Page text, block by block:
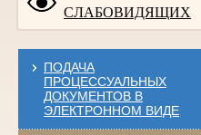
СЛАБОВИДЯЩИХ
ПОДАЧА
ПРОЦЕССУАЛЬНЫХ
ДОКУМЕНТОВ В
ЭЛЕКТРОННОМ ВИДЕ